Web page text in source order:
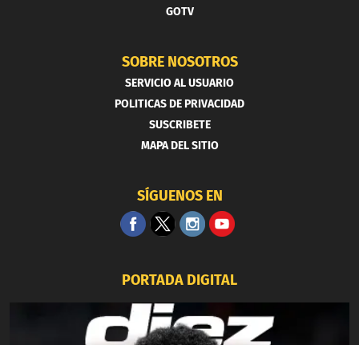
GOTV
SOBRE NOSOTROS
SERVICIO AL USUARIO
POLITICAS DE PRIVACIDAD
SUSCRIBETE
MAPA DEL SITIO
SÍGUENOS EN
PORTADA DIGITAL